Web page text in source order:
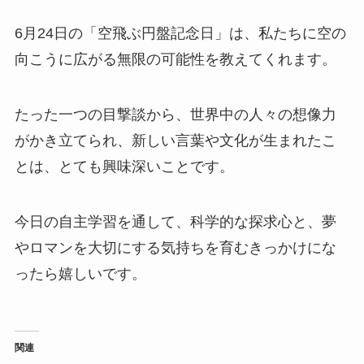
6月24日の「空飛ぶ円盤記念日」は、私たちに空の
向こうに広がる無限の可能性を教えてくれます。
たった一つの目撃談から、世界中の人々の想像力
がかき立てられ、新しい言葉や文化が生まれたこ
とは、とても興味深いことです。
今日の自主学習を通して、科学的な探求心と、夢
やロマンを大切にする気持ちを育むきっかけにな
ったら嬉しいです。
関連